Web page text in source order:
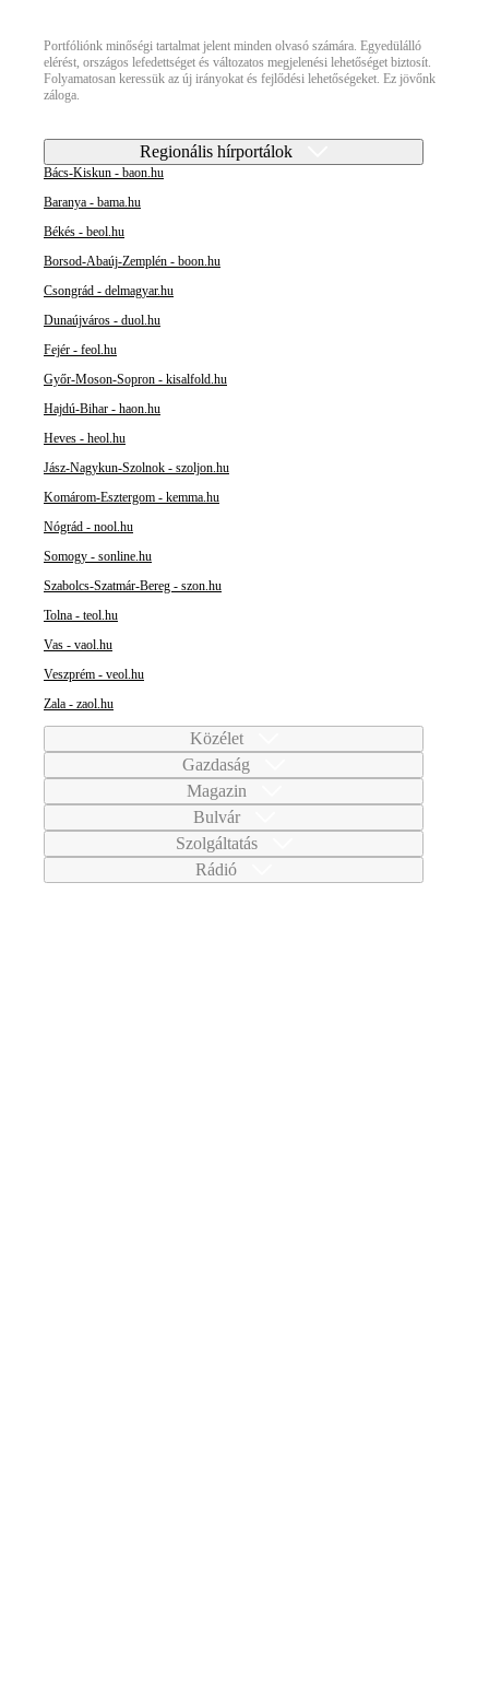
Portfóliónk minőségi tartalmat jelent minden olvasó számára. Egyedülálló
elérést, országos lefedettséget és változatos megjelenési lehetőséget biztosít.
Folyamatosan keressük az új irányokat és fejlődési lehetőségeket. Ez jövőnk
záloga.
Regionális hírportálok
Bács-Kiskun - baon.hu
Baranya - bama.hu
Békés - beol.hu
Borsod-Abaúj-Zemplén - boon.hu
Csongrád - delmagyar.hu
Dunaújváros - duol.hu
Fejér - feol.hu
Győr-Moson-Sopron - kisalfold.hu
Hajdú-Bihar - haon.hu
Heves - heol.hu
Jász-Nagykun-Szolnok - szoljon.hu
Komárom-Esztergom - kemma.hu
Nógrád - nool.hu
Somogy - sonline.hu
Szabolcs-Szatmár-Bereg - szon.hu
Tolna - teol.hu
Vas - vaol.hu
Veszprém - veol.hu
Zala - zaol.hu
Közélet
Gazdaság
Magazin
Bulvár
Szolgáltatás
Rádió